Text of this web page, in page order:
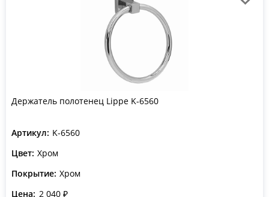
Держатель полотенец Lippe K-6560
Артикул: K-6560
Цвет: Хром
Покрытие: Хром
Цена: 2 040 ₽